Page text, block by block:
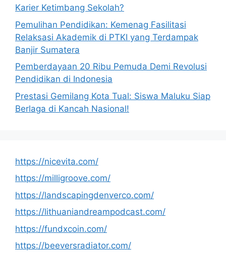
Karier Ketimbang Sekolah?
Pemulihan Pendidikan: Kemenag Fasilitasi
Relaksasi Akademik di PTKI yang Terdampak
Banjir Sumatera
Pemberdayaan 20 Ribu Pemuda Demi Revolusi
Pendidikan di Indonesia
Prestasi Gemilang Kota Tual: Siswa Maluku Siap
Berlaga di Kancah Nasional!
https://nicevita.com/
https://milligroove.com/
https://landscapingdenverco.com/
https://lithuaniandreampodcast.com/
https://fundxcoin.com/
https://beeversradiator.com/